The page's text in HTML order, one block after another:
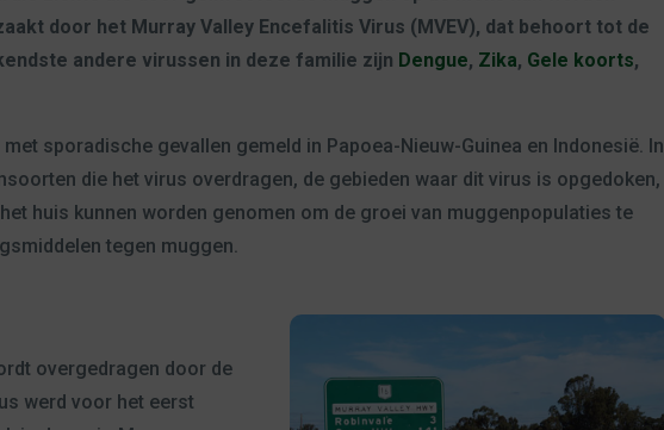
door het Murray Valley Encefalitis Virus (MVEV), dat behoort tot de
andere virussen in deze familie zijn Dengue, Zika, Gele koorts,
sporadische gevallen gemeld in Papoea-Nieuw-Guinea en Indonesië. In
die het virus overdragen, de gebieden waar dit virus is opgedoken,
huis kunnen worden genomen om de groei van muggenpopulaties te
tegen muggen.
overgedragen door de
werd voor het eerst